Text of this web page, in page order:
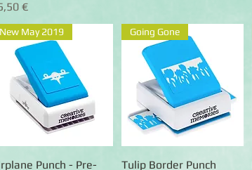
€
Schnellansicht
New May 2019
Punch - Pre-
Schnellansicht
Going Gone
Tulip Border Punch